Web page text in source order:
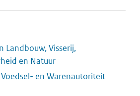
Landbouw, Visserij,
en Natuur
en Warenautoriteit